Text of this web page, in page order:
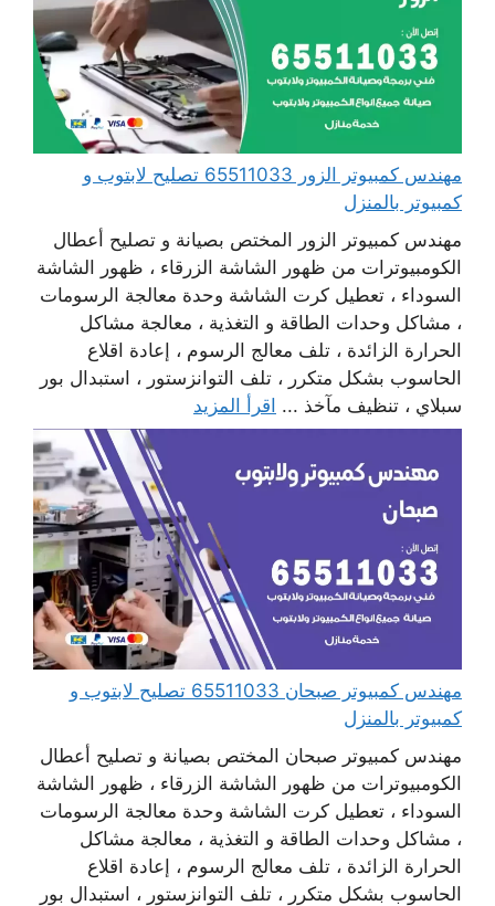
مهندس كمبيوتر الزور 65511033 تصليح لابتوب و
كمبيوتر بالمنزل
مهندس كمبيوتر الزور المختص بصيانة و تصليح أعطال
الكومبيوترات من ظهور الشاشة الزرقاء ، ظهور الشاشة
السوداء ، تعطيل كرت الشاشة وحدة معالجة الرسومات
، مشاكل وحدات الطاقة و التغذية ، معالجة مشاكل
الحرارة الزائدة ، تلف معالج الرسوم ، إعادة اقلاع
الحاسوب بشكل متكرر ، تلف التوانزستور ، استبدال بور
سبلاي ، تنظيف مآخذ ... اقرأ المزيد
مهندس كمبيوتر صبحان 65511033 تصليح لابتوب و
كمبيوتر بالمنزل
مهندس كمبيوتر صبحان المختص بصيانة و تصليح أعطال
الكومبيوترات من ظهور الشاشة الزرقاء ، ظهور الشاشة
السوداء ، تعطيل كرت الشاشة وحدة معالجة الرسومات
، مشاكل وحدات الطاقة و التغذية ، معالجة مشاكل
الحرارة الزائدة ، تلف معالج الرسوم ، إعادة اقلاع
الحاسوب بشكل متكرر ، تلف التوانزستور ، استبدال بور